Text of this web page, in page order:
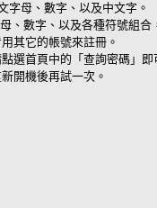
字母、數字、以及中文字。
、數字、以及各種符號組合
其它的帳號來註冊。
選首頁中的「查詢密碼」即
開機後再試一次。